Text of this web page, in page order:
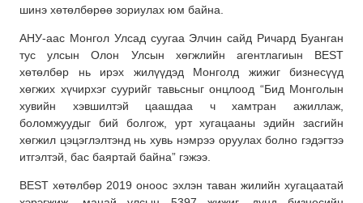
шинэ хөтөлбөрөө зориулах юм байна.
АНУ-аас Монгол Улсад суугаа Элчин сайд Ричард Буанган
тус улсын Олон Улсын хөгжлийн агентлагиын BEST
хөтөлбөр нь ирэх жилүүдэд Монголд жижиг бизнесүүд
хөгжих хүчирхэг суурийг тавьсныг онцлоод “Бид Монголын
хувийн хэвшилтэй цаашдаа ч хамтран ажиллаж,
боломжуудыг бий болгож, урт хугацааны эдийн засгийн
хөгжил цэцэглэлтэнд нь хувь нэмрээ оруулах болно гэдэгтээ
итгэлтэй, бас баяртай байна” гэжээ.
BEST хөтөлбөр 2019 оноос эхлэн таван жилийн хугацаатай